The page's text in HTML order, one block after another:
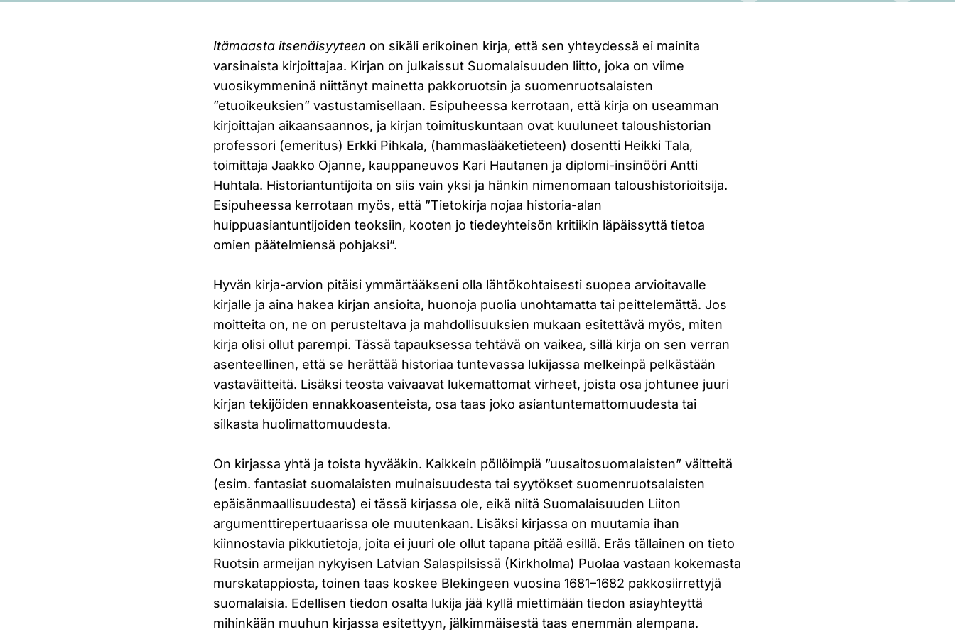
Itämaasta itsenäisyyteen on sikäli erikoinen kirja, että sen yhteydessä ei mainita
varsinaista kirjoittajaa. Kirjan on julkaissut Suomalaisuuden liitto, joka on viime
vuosikymmeninä niittänyt mainetta pakkoruotsin ja suomenruotsalaisten
”etuoikeuksien” vastustamisellaan. Esipuheessa kerrotaan, että kirja on useamman
kirjoittajan aikaansaannos, ja kirjan toimituskuntaan ovat kuuluneet taloushistorian
professori (emeritus) Erkki Pihkala, (hammaslääketieteen) dosentti Heikki Tala,
toimittaja Jaakko Ojanne, kauppaneuvos Kari Hautanen ja diplomi-insinööri Antti
Huhtala. Historiantuntijoita on siis vain yksi ja hänkin nimenomaan taloushistorioitsija.
Esipuheessa kerrotaan myös, että ”Tietokirja nojaa historia-alan
huippuasiantuntijoiden teoksiin, kooten jo tiedeyhteisön kritiikin läpäissyttä tietoa
omien päätelmiensä pohjaksi”.
Hyvän kirja-arvion pitäisi ymmärtääkseni olla lähtökohtaisesti suopea arvioitavalle
kirjalle ja aina hakea kirjan ansioita, huonoja puolia unohtamatta tai peittelemättä. Jos
moitteita on, ne on perusteltava ja mahdollisuuksien mukaan esitettävä myös, miten
kirja olisi ollut parempi. Tässä tapauksessa tehtävä on vaikea, sillä kirja on sen verran
asenteellinen, että se herättää historiaa tuntevassa lukijassa melkeinpä pelkästään
vastaväitteitä. Lisäksi teosta vaivaavat lukemattomat virheet, joista osa johtunee juuri
kirjan tekijöiden ennakkoasenteista, osa taas joko asiantuntemattomuudesta tai
silkasta huolimattomuudesta.
On kirjassa yhtä ja toista hyvääkin. Kaikkein pöllöimpiä ”uusaitosuomalaisten” väitteitä
(esim. fantasiat suomalaisten muinaisuudesta tai syytökset suomenruotsalaisten
epäisänmaallisuudesta) ei tässä kirjassa ole, eikä niitä Suomalaisuuden Liiton
argumenttirepertuaarissa ole muutenkaan. Lisäksi kirjassa on muutamia ihan
kiinnostavia pikkutietoja, joita ei juuri ole ollut tapana pitää esillä. Eräs tällainen on tieto
Ruotsin armeijan nykyisen Latvian Salaspilsissä (Kirkholma) Puolaa vastaan kokemasta
murskatappiosta, toinen taas koskee Blekingeen vuosina 1681–1682 pakkosiirrettyjä
suomalaisia. Edellisen tiedon osalta lukija jää kyllä miettimään tiedon asiayhteyttä
mihinkään muuhun kirjassa esitettyyn, jälkimmäisestä taas enemmän alempana.